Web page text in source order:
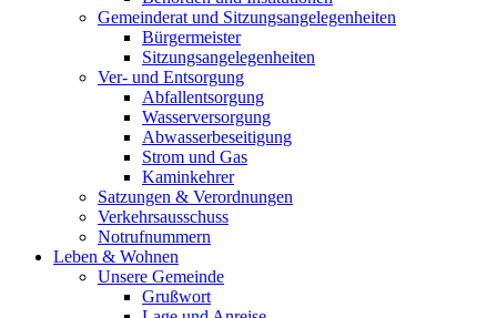
Gemeinderat und Sitzungsangelegenheiten
Bürgermeister
Sitzungsangelegenheiten
Ver- und Entsorgung
Abfallentsorgung
Wasserversorgung
Abwasserbeseitigung
Strom und Gas
Kaminkehrer
Satzungen & Verordnungen
Verkehrsausschuss
Notrufnummern
Leben & Wohnen
Unsere Gemeinde
Grußwort